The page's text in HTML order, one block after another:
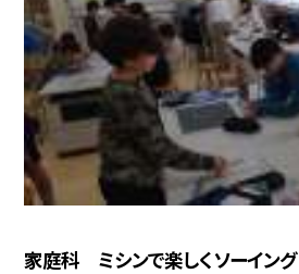
家庭科 ミシンで楽しくソーイング